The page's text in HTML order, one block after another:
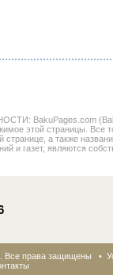
BakuPages.com
этой страницы. Все
а также
и газет, являются
Все права защищены •